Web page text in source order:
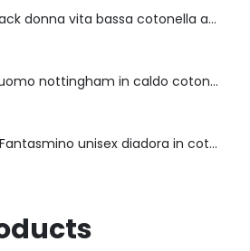
Slip tripack donna vita bassa cotonella art 3165 in cotone elasticizzato
Maglia uomo nottingham in caldo cotone scollo a v manica lunga
3 pezzi Fantasmino unisex diadora in cotone mercerizzato tg dalla 35 alla 46